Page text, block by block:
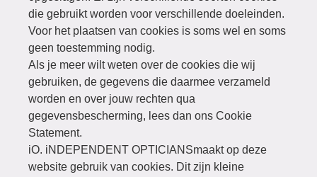
die gebruikt worden voor verschillende doeleinden.
Voor het plaatsen van cookies is soms wel en soms
geen toestemming nodig.
Als je meer wilt weten over de cookies die wij
gebruiken, de gegevens die daarmee verzameld
worden en over jouw rechten qua
gegevensbescherming, lees dan ons Cookie
Statement.
iO. iNDEPENDENT OPTICIANSmaakt op deze
website gebruik van cookies. Dit zijn kleine